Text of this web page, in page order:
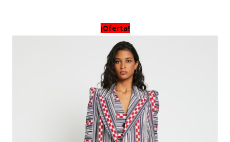
¡Oferta!